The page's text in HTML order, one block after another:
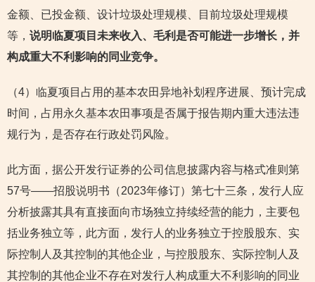
金额、已投金额、设计垃圾处理规模、目前垃圾处理规模
等， 说明临夏项目未来收入、毛利是否可能进一步增长，并
构成重大不利影响的同业竞争。
（4）临夏项目占用的基本农田异地补划程序进展、预计完成
时间，占用永久基本农田事项是否属于报告期内重大违法违
规行为，是否存在行政处罚风险。
此方面，据公开发行证券的公司信息披露内容与格式准则第
57号——招股说明书（2023年修订）第七十三条，发行人应
分析披露其具有直接面向市场独立持续经营的能力，主要包
括业务独立等，此方面，发行人的业务独立于控股股东、实
际控制人及其控制的其他企业，与控股股东、实际控制人及
其控制的其他企业不存在对发行人构成重大不利影响的同业